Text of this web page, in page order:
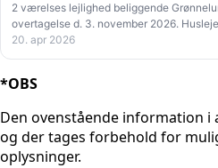
2 værelses lejlighed beliggende
overtagelse d. 3. november 2026.
20. apr 2026
*OBS
Den ovenstående information i
og der tages forbehold for
oplysninger.